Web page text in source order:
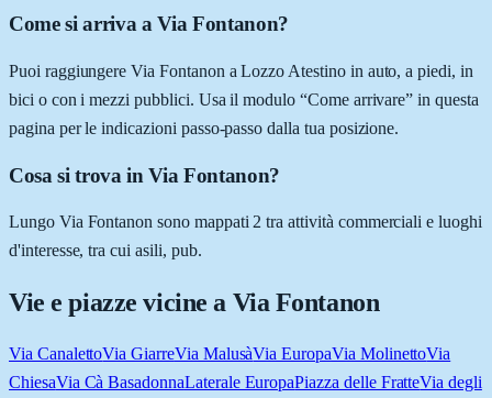
Come si arriva a Via Fontanon?
Puoi raggiungere Via Fontanon a Lozzo Atestino in auto, a piedi, in
bici o con i mezzi pubblici. Usa il modulo “Come arrivare” in questa
pagina per le indicazioni passo-passo dalla tua posizione.
Cosa si trova in Via Fontanon?
Lungo Via Fontanon sono mappati 2 tra attività commerciali e luoghi
d'interesse, tra cui asili, pub.
Vie e piazze vicine a Via Fontanon
Via CanalettoVia GiarreVia MalusàVia EuropaVia MolinettoVia
ChiesaVia Cà BasadonnaLaterale EuropaPiazza delle FratteVia degli